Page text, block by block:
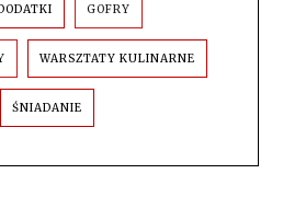
GOFRY
WARSZTATY KULINARNE
ŚNIADANIE